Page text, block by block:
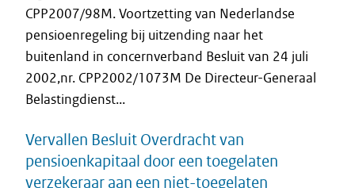
CPP2007/98M. Voortzetting van Nederlandse
pensioenregeling bij uitzending naar het
buitenland in concernverband Besluit van 24 juli
2002,nr. CPP2002/1073M De Directeur-Generaal
Belastingdienst...
Vervallen Besluit Overdracht van
pensioenkapitaal door een toegelaten
verzekeraar aan een niet-toegelaten